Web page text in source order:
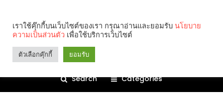
Search Categories
เราใช้คุ๊กกี้บนเว็บไซต์ของเรา กรุณาอ่านและยอมรับ นโยบาย
ความเป็นส่วนตัว เพื่อใช้บริการเว็บไซต์
ตัวเลือกคุ๊กกี้ ยอมรับ